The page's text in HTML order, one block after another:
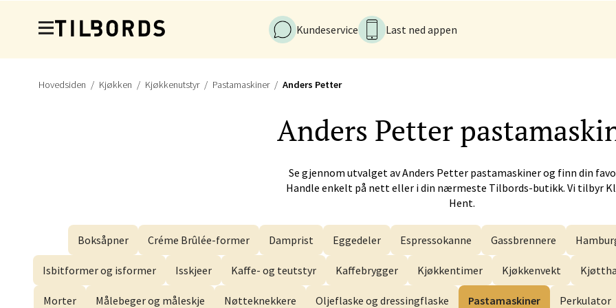
Kundeservice
Last ned appen
Hovedsiden Kjøkken Kjøkkenutstyr Pastamaskiner Anders Petter
Anders Petter
Se gjennom utvalget avAnders Petter pastamaskiner og finn din
Handle enkelt på nett eller i din nærmeste Tilbords-butikk. Vi tilbyr
Hent.
Boksåpner Créme Brûlée-former Damprist Eggedeler Espressokanne Gassbrennere
Isbitformer og isformer Isskjeer Kaffe- og teutstyr Kaffebrygger Kjøkkentimer Kjøkkenvekt
Morter Målebeger og måleskje Nøtteknekkere Oljeflaske og dressingflaske Pastamaskiner Perkulator
Førde - Alti Førde
Bergen - Galleriet
Torgalmenningen 8, 5014 Bergen
Åpent i dag 09-21
Gjøvik - CC Gjøvik
Jernbanesvingen 6, 2821 Gjøvik
Åpent i dag 10-21